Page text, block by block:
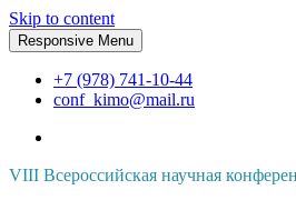
Skip to content
Responsive Menu
+7 (978) 741-10-44
conf_kimo@mail.ru
VIII Всероссийская научная